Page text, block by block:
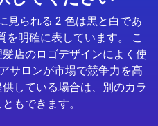
見られる 2 色は黒と白であ
を明確に表しています。 こ
店のロゴデザインによく使
サロンが市場で競争力を高
している場合は、別のカラ
もできます。